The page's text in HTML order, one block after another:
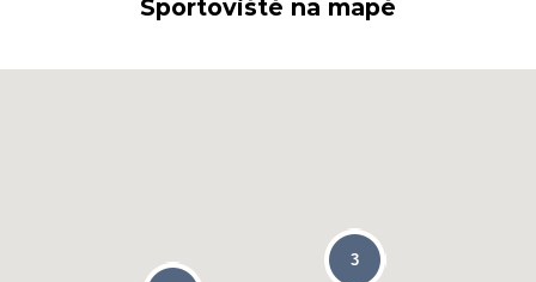
Sportoviště na mapě
3